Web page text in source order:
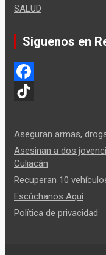
SALUD
Siguenos en
F
c
e
b
o
k
T
k
Aseguran armas,
Asesinan a dos
Culiacán
Recuperan 10
Escúchanos Aquí
Política de privacidad